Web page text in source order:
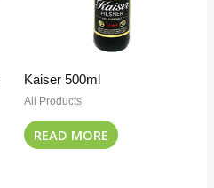
Kaiser 500ml
All Products
READ MORE